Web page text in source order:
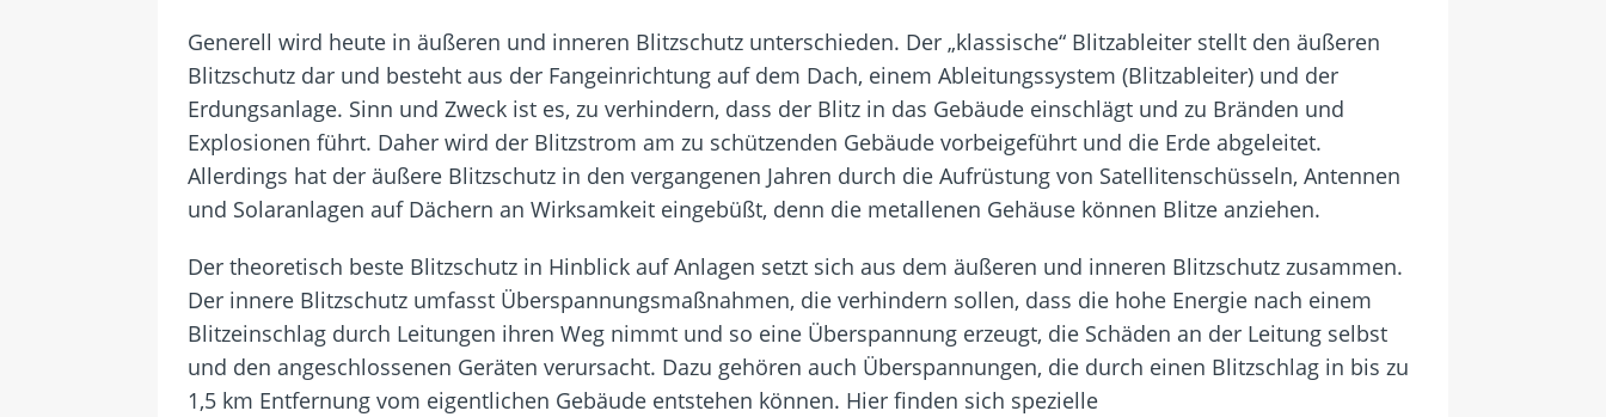
Generell wird heute in äußeren und inneren Blitzschutz unterschieden. Der „klassische“ Blitzableiter stellt den äußeren
Blitzschutz dar und besteht aus der Fangeinrichtung auf dem Dach, einem Ableitungssystem (Blitzableiter) und der
Erdungsanlage. Sinn und Zweck ist es, zu verhindern, dass der Blitz in das Gebäude einschlägt und zu Bränden und
Explosionen führt. Daher wird der Blitzstrom am zu schützenden Gebäude vorbeigeführt und die Erde abgeleitet.
Allerdings hat der äußere Blitzschutz in den vergangenen Jahren durch die Aufrüstung von Satellitenschüsseln, Antennen
und Solaranlagen auf Dächern an Wirksamkeit eingebüßt, denn die metallenen Gehäuse können Blitze anziehen.
Der theoretisch beste Blitzschutz in Hinblick auf Anlagen setzt sich aus dem äußeren und inneren Blitzschutz zusammen.
Der innere Blitzschutz umfasst Überspannungsmaßnahmen, die verhindern sollen, dass die hohe Energie nach einem
Blitzeinschlag durch Leitungen ihren Weg nimmt und so eine Überspannung erzeugt, die Schäden an der Leitung selbst
und den angeschlossenen Geräten verursacht. Dazu gehören auch Überspannungen, die durch einen Blitzschlag in bis zu
1,5 km Entfernung vom eigentlichen Gebäude entstehen können. Hier finden sich spezielle